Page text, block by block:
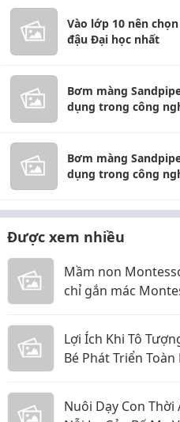
Vào lớp 10 nên
đậu Đại học nhất
Bơm màng
dụng trong công
Bơm màng
dụng trong công
Được xem nhiều
Mầm non
chỉ gắn mác
Lợi Ích Khi Tô
Bé Phát Triển Toàn
Nuôi Dạy Con Thời